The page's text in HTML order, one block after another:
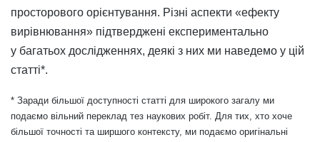
просторового орієнтування. Різні аспекти «ефекту
вирівнювання» підтверджені експериментально
у багатьох дослідженнях, деякі з них ми наведемо у цій
статті*.
* Заради більшої доступності статті для широкого загалу ми
подаємо вільний переклад тез наукових робіт. Для тих, хто хоче
більшої точності та ширшого контексту, ми подаємо оригінальні